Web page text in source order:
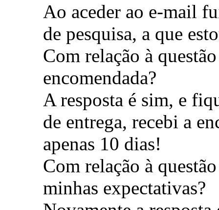
Ao aceder ao e-mail
de pesquisa, a que
Com relação à
encomendada?
A resposta é sim, e
de entrega, recebi a
apenas 10 dias!
Com relação à
minhas expectativas?